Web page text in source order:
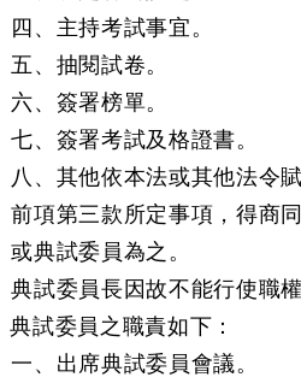
四、主持考試事宜。
五、抽閱試卷。
六、簽署榜單。
七、簽署考試及格證書。
八、其他依本法或其他法令
前項第三款所定事項，得商
或典試委員為之。
典試委員長因故不能行使職
試委員之職責如下：
一、出席典試委員會議。